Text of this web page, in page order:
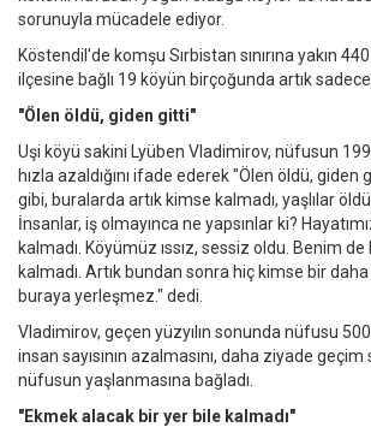
sorunuyla mücadele ediyor.
Köstendil'de komşu Sırbistan sınırına yakın
ilçesine bağlı 19 köyün birçoğunda artık sadece
"Ölen öldü, giden gitti"
Uşi köyü sakini Lyüben Vladimirov, nüfusun
hızla azaldığını ifade ederek "Ölen öldü, giden
gibi, buralarda artık kimse kalmadı, yaşlılar
İnsanlar, iş olmayınca ne yapsınlar ki?
kalmadı. Köyümüz ıssız, sessiz oldu. Benim
kalmadı. Artık bundan sonra hiç kimse bir
buraya yerleşmez." dedi.
Vladimirov, geçen yüzyılın sonunda nüfusu
insan sayısının azalmasını, daha ziyade geçim
nüfusun yaşlanmasına bağladı.
"Ekmek alacak bir yer bile kalmadı"